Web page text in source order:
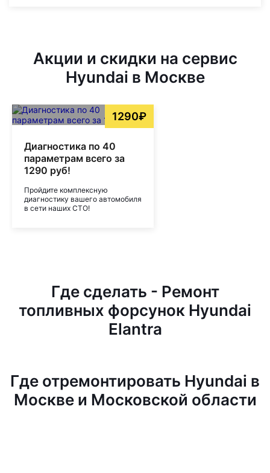
Акции и скидки на сервис
Hyundai в Москве
1290₽
Диагностика по 40
параметрам всего за
1290 руб!
Пройдите комплексную
диагностику вашего автомобиля
в сети наших СТО!
Где сделать - Ремонт
топливных форсунок Hyundai
Elantra
Где отремонтировать Hyundai в
Москве и Московской области